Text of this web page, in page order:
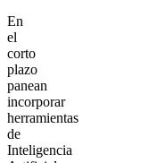
En
el
corto
plazo
panean
incorporar
herramientas
de
Inteligencia